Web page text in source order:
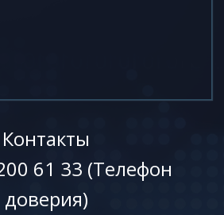
Контакты
61 33 (Телефон
доверия)